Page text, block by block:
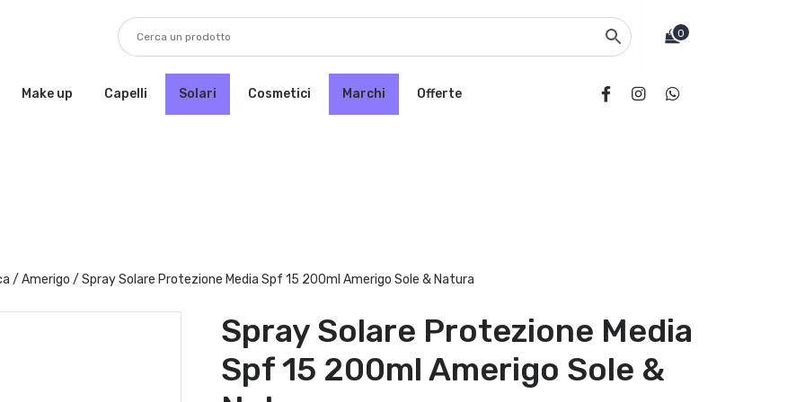
0
Make up Capelli Solari Cosmetici Marchi Offerte
/ Amerigo / Spray Solare Protezione Media Spf 15 200ml Amerigo Sole & Natura
Spray Solare Protezione Media
Spf 15 200ml Amerigo Sole &